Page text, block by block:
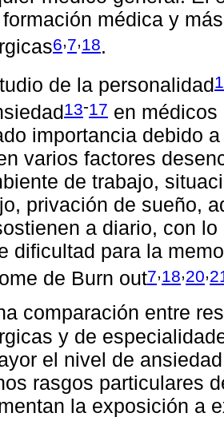
médica y
6,7,18.
de la personalidad1
13-17 en médicos
importancia debido
varios factores
de trabajo,
privación de sueño,
a diario, con
dificultad para la
de Burn out7,18,20,
comparación entre
y de
el nivel de
rasgos particulares
la exposición a